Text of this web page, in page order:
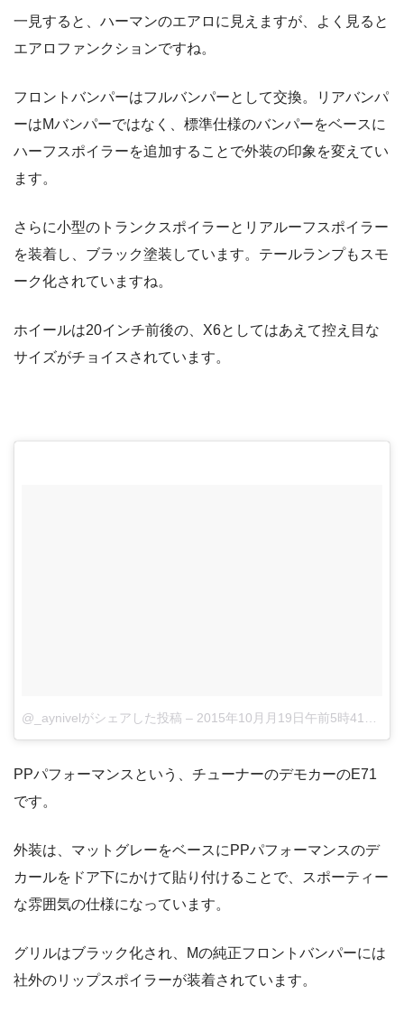
一見すると、ハーマンのエアロに見えますが、よく見ると
エアロファンクションですね。
フロントバンパーはフルバンパーとして交換。リアバンパ
ーはMバンパーではなく、標準仕様のバンパーをベースに
ハーフスポイラーを追加することで外装の印象を変えてい
ます。
さらに小型のトランクスポイラーとリアルーフスポイラー
を装着し、ブラック塗装しています。テールランプもスモ
ーク化されていますね。
ホイールは20インチ前後の、X6としてはあえて控え目な
サイズがチョイスされています。
@_aynivelがシェアした投稿 – 2015年10月月19日午前5時41分PDT
PPパフォーマンスという、チューナーのデモカーのE71
です。
外装は、マットグレーをベースにPPパフォーマンスのデ
カールをドア下にかけて貼り付けることで、スポーティー
な雰囲気の仕様になっています。
グリルはブラック化され、Mの純正フロントバンパーには
社外のリップスポイラーが装着されています。